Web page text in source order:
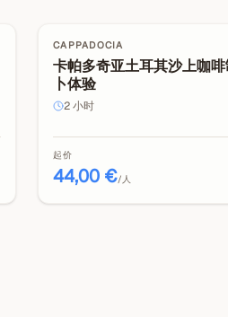
CAPPADOCIA
卡帕多奇亚土耳其沙上咖
卜体验
2小时
起价
44,00 €/人